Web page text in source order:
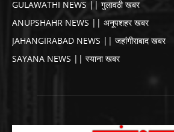
GULAWATHI NEWS || गुलावठी खबर
ANUPSHAHR NEWS || अनूपशहर खबर
JAHANGIRABAD NEWS || जहांगीराबाद खबर
SAYANA NEWS || स्याना खबर